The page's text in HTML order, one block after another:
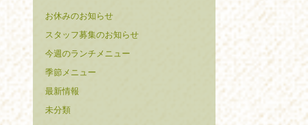
お休みのお知らせ
スタッフ募集のお知らせ
今週のランチメニュー
季節メニュー
最新情報
未分類